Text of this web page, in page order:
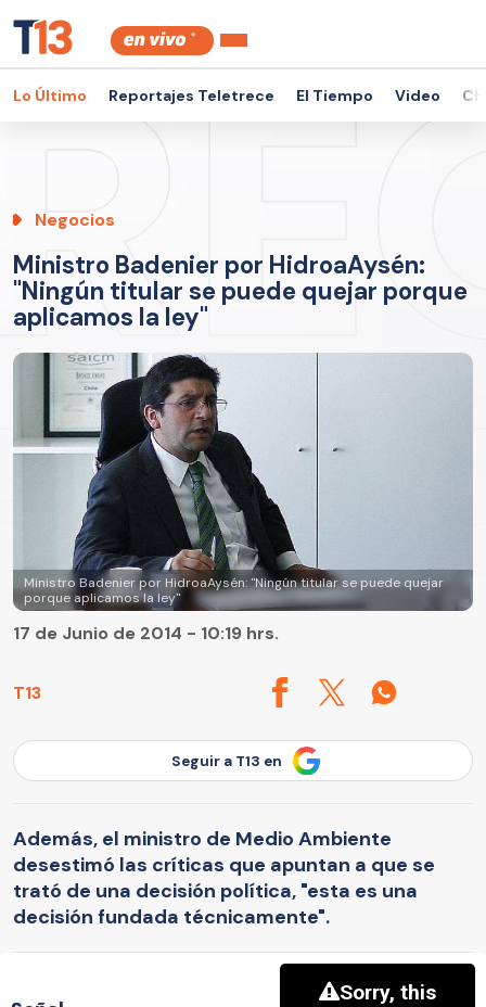
Lo Último Reportajes Teletrece El Tiempo Video
Negocios
Ministro Badenier por HidroaAysén:
"Ningún titular se puede quejar porque
aplicamos la ley"
Ministro Badenier por HidroaAysén: "Ningún titular se puede quejar
porque aplicamos la ley"
T13
17 de Junio de 2014 - 10:19 hrs.
Seguir a T13 en
Además, el ministro de Medio Ambiente
desestimó las críticas que apuntan a que se
trató de una decisión política, "esta es una
decisión fundada técnicamente".